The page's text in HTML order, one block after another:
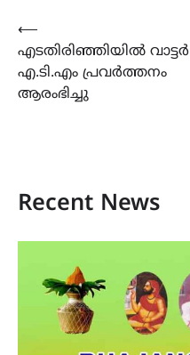
Post
navigation
⟵
എടതിരിഞ്ഞിയിൽ വാട്ടർ
എ.ടി.എം പ്രവർത്തനം
ആരംഭിച്ചു
Recent News